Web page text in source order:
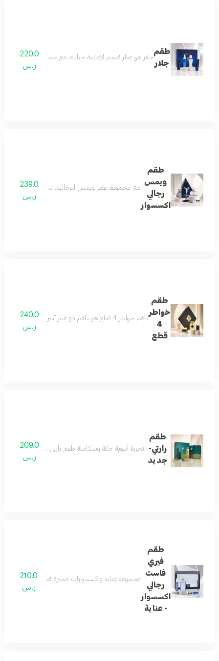
طقم
جلار
جلار هو عطر صُمم لإضاءة حياتك مع جميع بريقه. يبدأ بنفحات من
220.0
ر.س
طقم
ويمس
رجالي
اكسسوار
مع مجموعة عطر ويمس الرجالية، تتحدث الأناقة
239.0
ر.س
طقم
خواطر
4
قطع
طقم خواطر 4 قطع هو طقم ذو عبير آسر يحتوي علي عطر خواطر الذي يجمع بين اللمسات الشرقية الناعمة والنفحات الغربية الجذابة مزيج من الفريسيا والياسمين والكراميل
240.0
ر.س
طقم
رارتي-
جديد
تجربة أنثوية حالمة ومتكاملة طقم رارتي يقدّم تجربة عطرية
209.0
ر.س
طقم
فيري
فاست
رجالي
اكسسوار
- عناية
مجموعة عناية واكسسوارات مميزة صُممت للرجل
210.0
ر.س